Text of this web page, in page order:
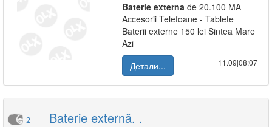
Baterie externa de 20.100 MA
Accesorii Telefoane - Tablete
Baterii externe 150 lei Sintea Mare
Azi
Детали...
11.09|08:07
2 Baterie externă. .